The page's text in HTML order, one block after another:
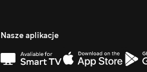
Nasze aplikacje